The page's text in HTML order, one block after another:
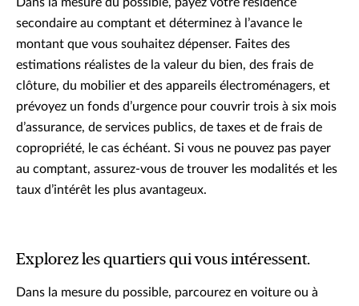
Dans la mesure du possible, payez votre résidence
secondaire au comptant et déterminez à l’avance le
montant que vous souhaitez dépenser. Faites des
estimations réalistes de la valeur du bien, des frais de
clôture, du mobilier et des appareils électroménagers, et
prévoyez un fonds d’urgence pour couvrir trois à six mois
d’assurance, de services publics, de taxes et de frais de
copropriété, le cas échéant. Si vous ne pouvez pas payer
au comptant, assurez-vous de trouver les modalités et les
taux d’intérêt les plus avantageux.
Explorez les quartiers qui vous intéressent.
Dans la mesure du possible, parcourez en voiture ou à